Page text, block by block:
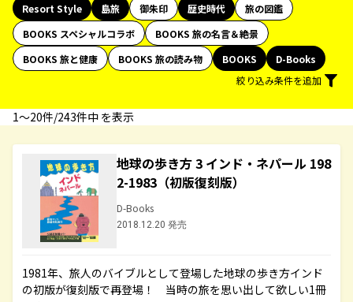
Resort Style
島旅 御朱印 歴史時代
旅の図鑑
BOOKS スペシャルコラボ
BOOKS 旅の名言＆絶景
BOOKS 旅と健康
BOOKS 旅の読み物 BOOKS
D-Books
絞り込み条件を追加
1〜20件/243件中 を表示
地球の歩き方 3 インド・ネパール 198
2-1983（初版復刻版）
D-Books
2018.12.20 発売
1981年、旅人のバイブルとして登場した地球の歩き方インド
の初版が復刻版で再登場！ 当時の旅を思い出して欲しい1冊